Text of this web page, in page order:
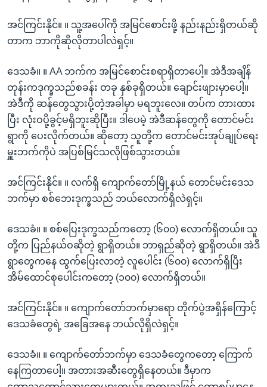
အင်ကြင်းနိုင်။ ။ သူ့အပေါ်ကို အမြင်စောင်းဖို့ နည်းနည်းရှိတယ်ဆို
တာက ဘာကိုဆိုလိုတာပါလဲရှင့်။
ဒေသခံ။ ။ AA ဘက်က အမြင်စောင်းစရာရှိတာပေါ့။ အဲဒီအချိန်
တုန်းကဒုက္ခသည်စခန်း တခု နှစ်ခုရှိတယ်။ ချောင်းဖျားမှာပေါ့။
အဲဒီကို ဆန်တွေသွားပို့တဲ့အခါမှာ မရဘူးလေ။ တပ်က တားထား
ပြီး လုံးဝပို့ခွင့်မရှိဘူးဆိုပြီး။ ဒါပေမဲ့ အဲဒီဆန်တွေကို တောင်မင်း
ရွာကို ပေးလိုက်တယ်။ ဆိုတော့ သူတို့က တောင်မင်းအုပ်ချုပ်ရေး
မှူးဘက်ကိုပဲ အပြစ်မြင်သလိုဖြစ်သွားတယ်။
အင်ကြင်းနိုင်။ ။ လက်ရှိ ကျောက်တော်မြို့နယ် တောင်မင်းဒေသ
ဘက်မှာ စစ်ဘေးဒုက္ခသည် ဘယ်လောက်ရှိလဲရှင့်။
ဒေသခံ။ ။ စစ်ပြေးဒုက္ခသည်ကတော့ (၆၀၀) လောက်ရှိတယ်။ သူ
တို့က ပြည်နယ်ဝဆိုတဲ့ ရွာရှိတယ်။ ဘာရှည်ဆိုတဲ့ ရွာရှိတယ်။ အဲဒီ
ရွာတွေကနေ ထွက်ပြေးလာတဲ့ လူပေါင်း (၆၀၀) လောက်ရှိပြီး
အိမ်ထောင်စုပေါင်းကတော့ (၁၀၀) လောက်ရှိတယ်။
အင်ကြင်းနိုင်။ ။ ကျောက်တော်ဘက်မှာရော တိုက်ပွဲအရှိန်ကြောင့်
ဒေသခံတွေရဲ့ အခြေအနေ ဘယ်လိုရှိလဲရှင့်။
ဒေသခံ။ ။ ကျောက်တော်ဘက်မှာ ဒေသခံတွေကတော့ ကြောက်
နေကြတာပေါ့။ အတားအဆီးတွေရှိနေတယ်။ ဒီမှာက